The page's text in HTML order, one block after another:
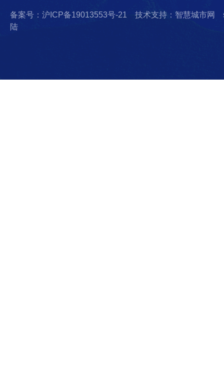
备案号：沪ICP备19013553号-21 技术支持：智慧城市网
陆